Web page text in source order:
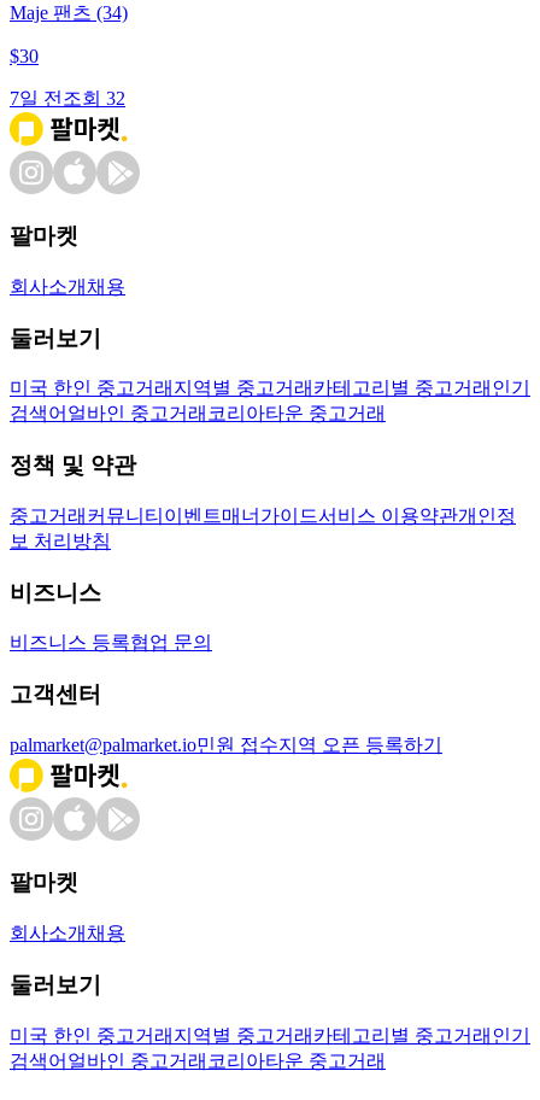
Maje 팬츠 (34)
$30
7일 전 조회 32
팔마켓
회사소개 채용
둘러보기
미국 한인 중고거래 지역별 중고거래 카테고리별 중고거래 인기
검색어 얼바인 중고거래 코리아타운 중고거래
정책 및 약관
중고거래 커뮤니티 이벤트매너가이드서비스 이용약관개인정
보 처리방침
비즈니스
비즈니스 등록협업 문의
고객센터
palmarket@palmarket.io민원 접수지역 오픈 등록하기
팔마켓
회사소개 채용
둘러보기
미국 한인 중고거래 지역별 중고거래 카테고리별 중고거래 인기
검색어 얼바인 중고거래 코리아타운 중고거래